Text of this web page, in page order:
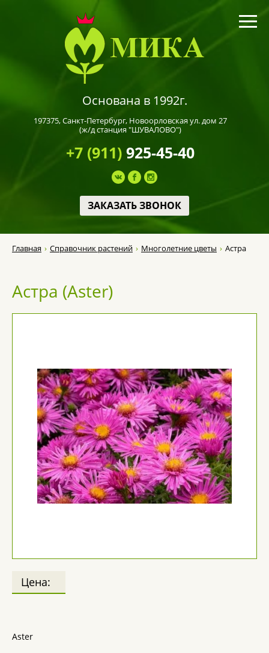
Основана в 1992г.
197375,Санкт-Петербург, Новоорловская ул. дом 27
(ж/д станция "ШУВАЛОВО")
+7 (911)925-45-40
ЗАКАЗАТЬ ЗВОНОК
Главная Справочник растений Многолетние цветы Астра
Астра (Aster)
Цена:
Aster